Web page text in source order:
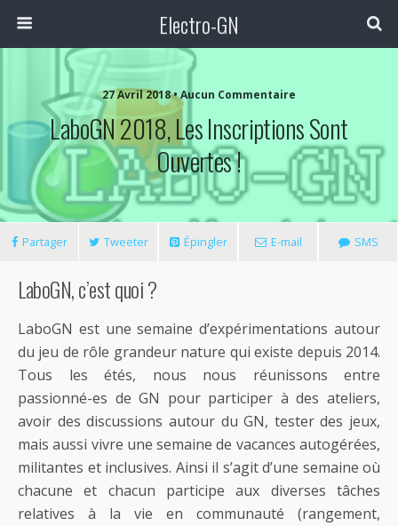
Electro-GN
27 Avril 2018 • Aucun Commentaire
LaboGN 2018, Les Inscriptions Sont
Ouvertes !
Partager Tweeter Épingler E-mail SMS
LaboGN, c’est quoi ?
LaboGN est une semaine d’expérimentations autour
du jeu de rôle grandeur nature qui existe depuis 2014.
Tous les étés, nous nous réunissons entre
passionné-es de GN pour participer à des ateliers,
avoir des discussions autour du GN, tester des jeux,
mais aussi vivre une semaine de vacances autogérées,
militantes et inclusives. Ainsi il s’agit d’une semaine où
chacune et chacun participe aux diverses tâches
relatives à la vie en communauté (rangement,